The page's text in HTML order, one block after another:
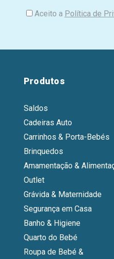
i
Aceito a Política de
Produtos
Saldos
Cadeiras Auto
Carrinhos & Porta-Bebés
Brinquedos
Amamentação &
Outlet
Grávida & Maternidade
Segurança em Casa
Banho & Higiene
Quarto do Bebé
Roupa de Bebé &